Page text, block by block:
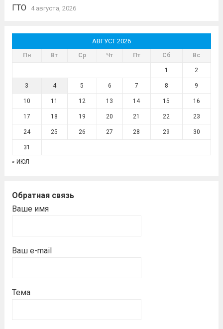
ГТО 4 августа, 2026
АВГУСТ 2026
Пн Вт Ср Чт Пт Сб Вс
1 2
3 4 5 6 7 8 9
10 11 12 13 14 15 16
17 18 19 20 21 22 23
24 25 26 27 28 29 30
31
« ИЮЛ
Обратная связь
Ваше имя
Ваш e-mail
Тема